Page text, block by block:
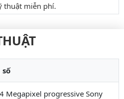
thuật miễn phí.
số
Megapixel progressive Sony